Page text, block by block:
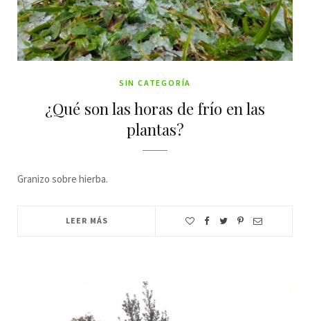
SIN CATEGORÍA
¿Qué son las horas de frío en las
plantas?
Granizo sobre hierba.
LEER MÁS